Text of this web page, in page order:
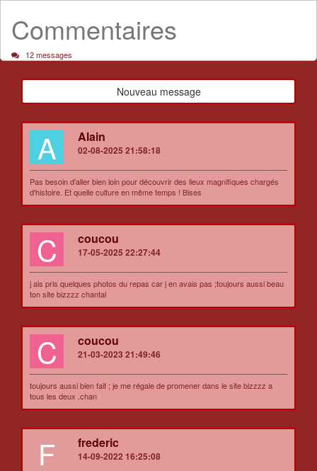
Commentaires
12 messages
Nouveau message
A Alain
02-08-2025 21:58:18
Pas besoin d'aller bien loin pour découvrir des lieux magnifiques chargés
d'histoire. Et quelle culture en même temps ! Bises
C coucou
17-05-2025 22:27:44
j ais pris quelques photos du repas car j en avais pas ;toujours aussi beau
ton site bizzzz chantal
C coucou
21-03-2023 21:49:46
toujours aussi bien fait ; je me régale de promener dans le site bizzzz a
tous les deux .chan
F frederic
14-09-2022 16:25:08